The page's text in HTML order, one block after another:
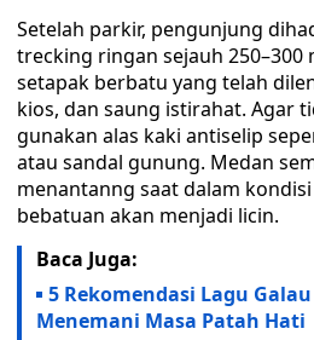
Setelah parkir, pengunjung
trecking ringan sejauh 250–300
setapak berbatu yang telah
kios, dan saung istirahat. Agar
gunakan alas kaki antiselip
atau sandal gunung. Medan
menantanng saat dalam
bebatuan akan menjadi licin.
Baca Juga:
5 Rekomendasi Lagu
Menemani Masa Patah Hati